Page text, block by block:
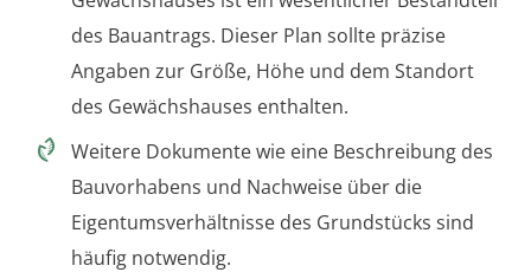
des Bauantrags. Dieser Plan sollte präzise
Angaben zur Größe, Höhe und dem Standort
des Gewächshauses enthalten.
Weitere Dokumente wie eine Beschreibung des
Bauvorhabens und Nachweise über die
Eigentumsverhältnisse des Grundstücks sind
häufig notwendig.